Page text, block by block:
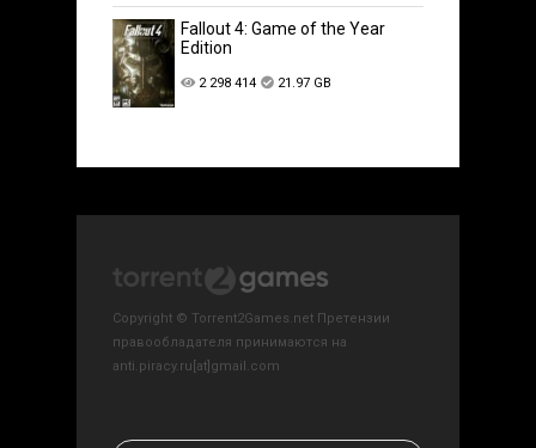
Fallout 4: Game of the Year
Edition
2 298 414 21.97 GB
Copyright © Torrent2Games.net Претензии
правообладателя принимаются на
anti.piracy.ru[at]gmail.com